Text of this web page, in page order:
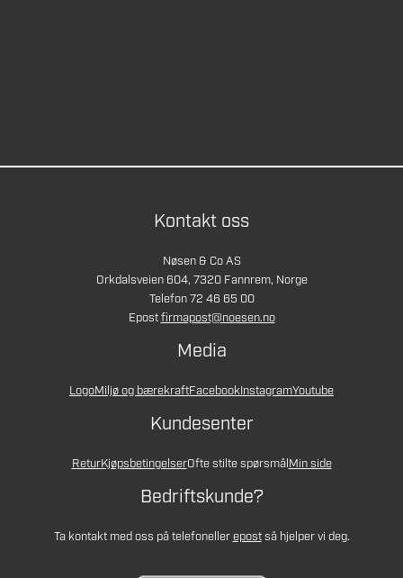
Kontakt oss
Nøsen & Co AS
Orkdalsveien 604, 7320 Fannrem, Norge
Telefon 72 46 65 00
Epostfirmapost@noesen.no
Media
LogoMiljø og bærekraftFacebookInstagramYoutube
Kundesenter
ReturKjøpsbetingelserOfte stilte spørsmålMin side
Bedriftskunde?
Ta kontakt med oss på telefonellerepostså hjelper vi deg.